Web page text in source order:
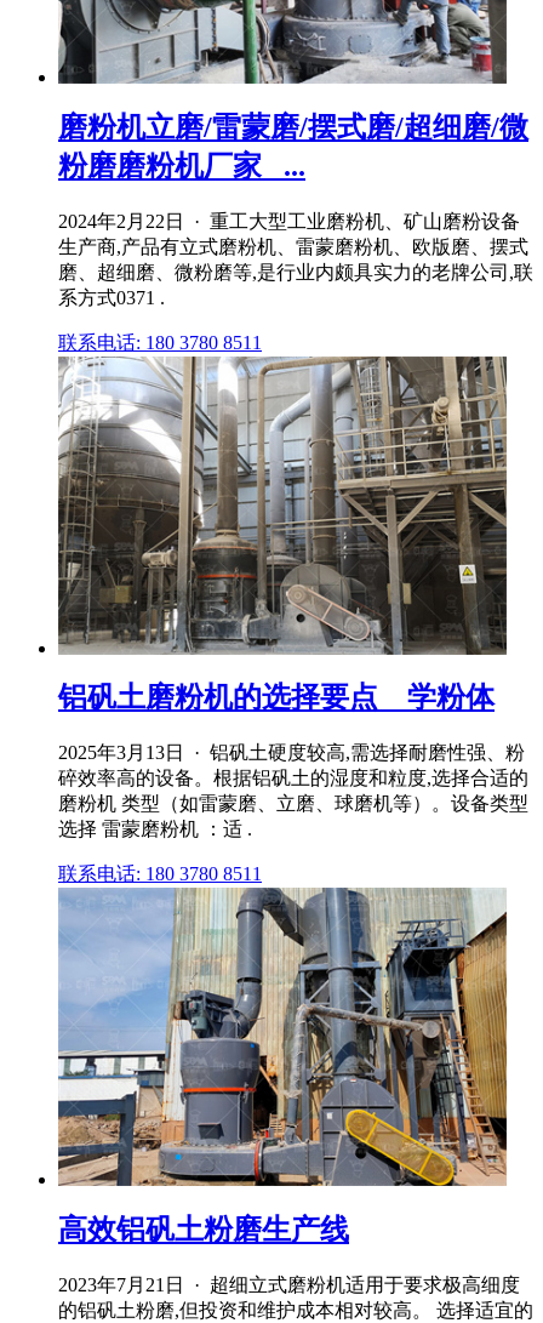
磨粉机立磨/雷蒙磨/摆式磨/超细磨/微
粉磨磨粉机厂家_ ...
2024年2月22日 · 重工大型工业磨粉机、矿山磨粉设备
生产商,产品有立式磨粉机、雷蒙磨粉机、欧版磨、摆式
磨、超细磨、微粉磨等,是行业内颇具实力的老牌公司,联
系方式0371 .
联系电话: 180 3780 8511
铝矾土磨粉机的选择要点 _ 学粉体
2025年3月13日 · 铝矾土硬度较高,需选择耐磨性强、粉
碎效率高的设备。根据铝矾土的湿度和粒度,选择合适的
磨粉机 类型（如雷蒙磨、立磨、球磨机等）。设备类型
选择 雷蒙磨粉机 ：适 .
联系电话: 180 3780 8511
高效铝矾土粉磨生产线
2023年7月21日 · 超细立式磨粉机适用于要求极高细度
的铝矾土粉磨,但投资和维护成本相对较高。 选择适宜的